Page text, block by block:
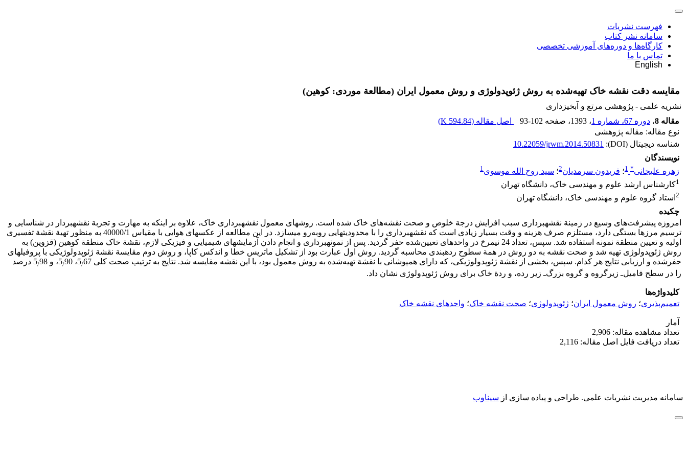
فهرست نشریات
سامانه نشر کتاب
کارگاه‌ها و دوره‌های آموزشی تخصصی
تماس با ما
English
مقایسه دقت نقشه خاک تهیه‌شده به روش ژئوپدولوژی و روش معمول ایران (مطالعة موردی: کوهین)
نشریه علمی - پژوهشی مرتع و آبخیزداری
مقاله 8
، دوره 67، شماره 1 ، 1393 ، صفحه 93-102 اصل مقاله (594.84 K
)
نوع مقاله: مقاله پژوهشی
شناسه دیجیتال (DOI):
10.22059/jrwm.2014.50831
نویسندگان
زهره علیجانی*
1؛ فریدون سرمدیان2؛ سید روح الله موسوی1
1کارشناس ارشد علوم و مهندسی خاک، دانشگاه تهران
2 استاد گروه علوم و مهندسی خاک، دانشگاه تهران
چکیده
امروزه پیشرفت‌های وسیع در زمینة نقشه‏برداری سبب افزایش درجة خلوص و صحت نقشه‌های خاک شده است. روش‏های معمول نقشه‏برداری خاک، علاوه بر اینکه به مهارت و تجربة نقشه‏بردار در شناسایی و
ترسیم مرزها بستگی دارد، مستلزم صرف هزینه و وقت بسیار زیادی است که نقشه‏برداری را با محدودیت‏هایی روبه‌رو می‏سازد. در این مطالعه از عکس‏های هوایی با مقیاس 40000/1 به منظور تهیة نقشة تفسیری
اولیه و تعیین منطقة نمونه استفاده شد. سپس، تعداد 24 نیمرخ در واحدهای تعیین‌‌شده حفر گردید. پس از نمونه‏برداری و انجام دادن آزمایش‏های شیمیایی و فیزیکی لازم، نقشة خاک منطقة کوهین (قزوین) به
روش ژئوپدولوژی تهیه شد و صحت نقشه به دو روش در همة سطوح رده‏بندی محاسبه گردید. روش اول عبارت بود از تشکیل ماتریس خطا و اندکس کاپا، و روش دوم مقایسة نقشة ژئوپدولوژیکی با پروفیل‏های
حفرشده و ارزیابی نتایج هر کدام. سپس، بخشی از نقشة ژئوپدولوژیکی، که دارای همپوشانی با نقشة تهیه‌شده به روش معمول بود، با این نقشه مقایسه شد. نتایج به ترتیب صحت کلی 5
/67، 5 /90، و 5 /
98 درصد
را در سطح فامیل‌ـ زیرگروه و گروه بزرگ‌ـ زیر رده، و ردة خاک برای روش ژئوپدولوژی نشان داد.
کلیدواژه‌ها
تعمیم‌پذیری؛ روش معمول ایران؛ ژئوپدولوژی؛ صحت نقشه خاک؛ واحدهای نقشه خاک
آمار
تعداد مشاهده مقاله: 2,906
تعداد دریافت فایل اصل مقاله: 2,116
سامانه مدیریت نشریات علمی. طراحی و پیاده سازی از سیناوب